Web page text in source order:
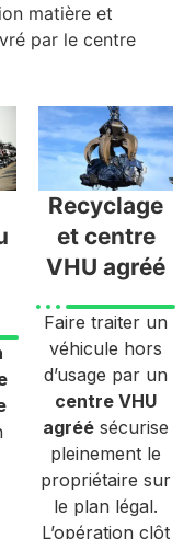
matière et
par le centre
Recyclage
et centre
VHU agréé
Faire traiter un
véhicule hors
d’usage par un
centre VHU
agréé sécurise
pleinement le
propriétaire sur
le plan légal.
L’opération clôt